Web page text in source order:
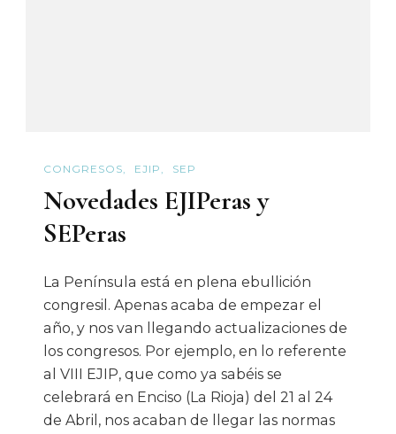
CONGRESOS EJIP SEP
Novedades EJIPeras y
SEPeras
La Península está en plena ebullición
congresil. Apenas acaba de empezar el
año, y nos van llegando actualizaciones de
los congresos. Por ejemplo, en lo referente
al VIII EJIP, que como ya sabéis se
celebrará en Enciso (La Rioja) del 21 al 24
de Abril, nos acaban de llegar las normas